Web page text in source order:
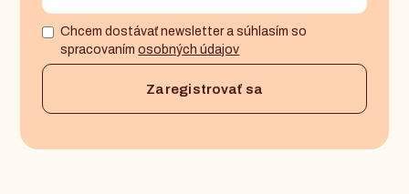
Chcem dostávať newsletter a súhlasím so
spracovanímosobných údajov